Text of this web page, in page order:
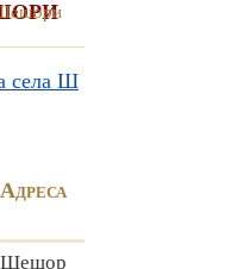
села Ш
Адреса
Шешор